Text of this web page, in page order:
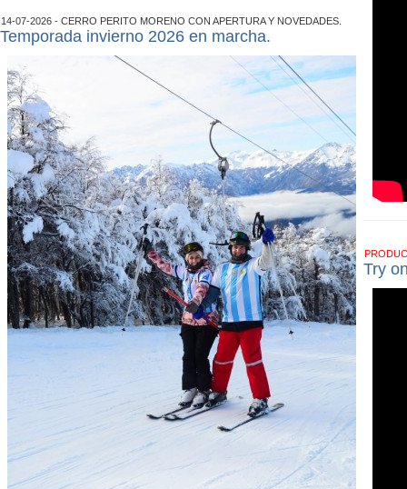
14-07-2026 - CERRO PERITO MORENO CON APERTURA Y NOVEDADES.
Temporada invierno 2026 en marcha.
Try